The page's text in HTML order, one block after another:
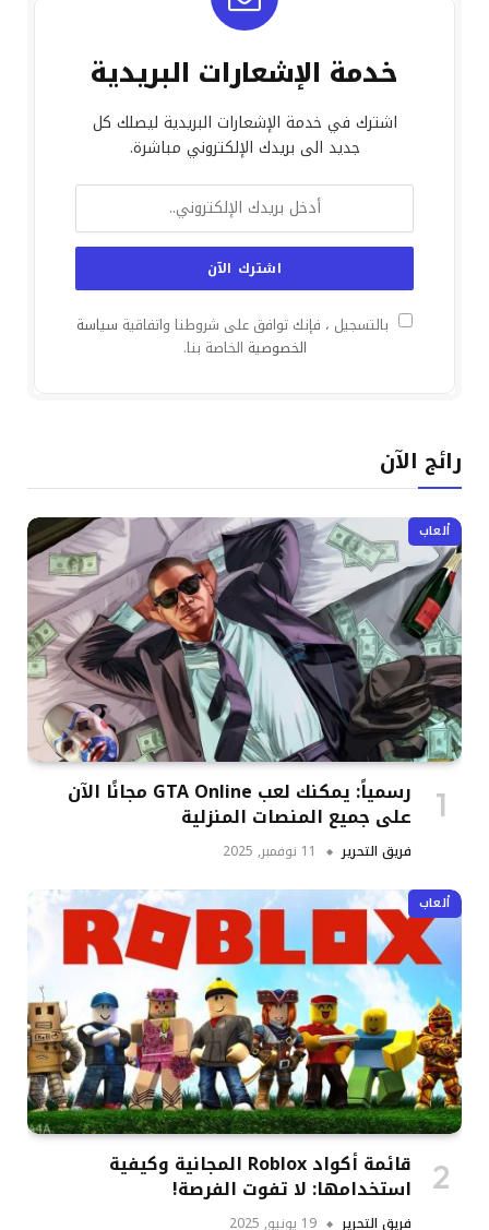
خدمة الإشعارات البريدية
اشترك في خدمة الإشعارات البريدية ليصلك كل
جديد الى بريدك الإلكتروني مباشرة.
بالتسجيل ، فإنك توافق على شروطنا واتفاقية سياسة
الخصوصية الخاصة بنا.
رائج الآن
ألعاب
رسمياً: يمكنك لعب GTA Online مجانًا الآن
على جميع المنصات المنزلية
فريق التحرير 11 نوفمبر, 2025
ألعاب
قائمة أكواد Roblox المجانية وكيفية
استخدامها: لا تفوت الفرصة!
فريق التحرير 19 يونيو, 2025